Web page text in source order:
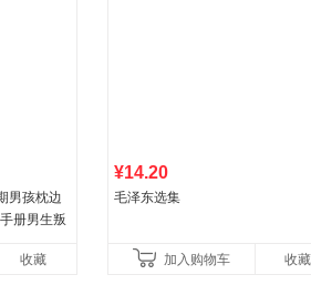
男孩枕边
册男生叛
收藏
¥14.20
毛泽东选集
加入购物车 收藏